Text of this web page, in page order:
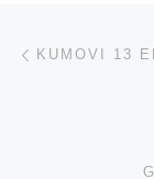
Post
KUMOVI 13